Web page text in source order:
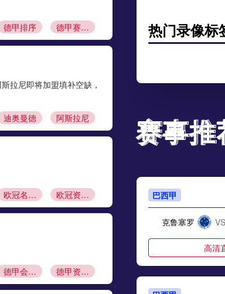
德甲排序 德甲赛制科普
拉尼即将加盟填补空缺，
迪奥曼德 阿斯拉尼
欧冠名额分配 欧冠资格赛规则
德甲会员制 德甲资本规则
热门录像标
赛事推
赛事推
巴西甲
克鲁塞罗 VS
高清